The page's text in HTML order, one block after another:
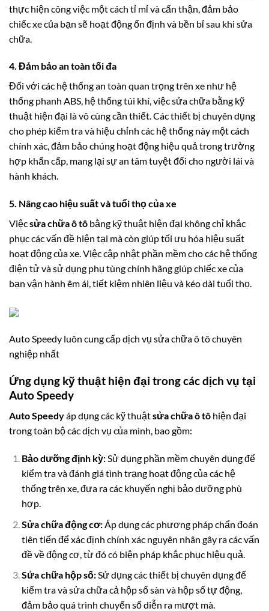
thực hiện công việc một cách tỉ mỉ và cẩn thận, đảm bảo
chiếc xe của bạn sẽ hoạt động ổn định và bền bỉ sau khi sửa
chữa.
4. Đảm bảo an toàn tối đa
Đối với các hệ thống an toàn quan trọng trên xe như hệ
thống phanh ABS, hệ thống túi khí, việc sửa chữa bằng kỹ
thuật hiện đại là vô cùng cần thiết. Các thiết bị chuyên dụng
cho phép kiểm tra và hiệu chỉnh các hệ thống này một cách
chính xác, đảm bảo chúng hoạt động hiệu quả trong trường
hợp khẩn cấp, mang lại sự an tâm tuyệt đối cho người lái và
hành khách.
5. Nâng cao hiệu suất và tuổi thọ của xe
Việcsửa chữa ô tô bằng kỹ thuật hiện đại không chỉ khắc
phục các vấn đề hiện tại mà còn giúp tối ưu hóa hiệu suất
hoạt động của xe. Việc cập nhật phần mềm cho các hệ thống
điện tử và sử dụng phụ tùng chính hãng giúp chiếc xe của
bạn vận hành êm ái, tiết kiệm nhiên liệu và kéo dài tuổi thọ.
Auto Speedy luôn cung cấp dịch vụ sửa chữa ô tô chuyên
nghiệp nhất
Ứng dụng kỹ thuật hiện đại trong các dịch vụ tại
Auto Speedy
Auto Speedyáp dụng các kỹ thuậtsửa chữa ô tô hiện đại
trong toàn bộ các dịch vụ của mình, bao gồm:
Bảo dưỡng định kỳ:Sử dụng phần mềm chuyên dụng để
kiểm tra và đánh giá tình trạng hoạt động của các hệ
thống trên xe, đưa ra các khuyến nghị bảo dưỡng phù
hợp.
Sửa chữa động cơ:Áp dụng các phương pháp chẩn đoán
tiên tiến để xác định chính xác nguyên nhân gây ra các vấn
đề về động cơ, từ đó có biện pháp khắc phục hiệu quả.
Sửa chữa hộp số:Sử dụng các thiết bị chuyên dụng để
kiểm tra và sửa chữa cả hộp số sàn và hộp số tự động,
đảm bảo quá trình chuyển số diễn ra mượt mà.